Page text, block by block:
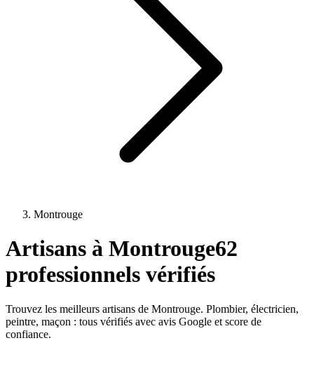
Montrouge
Artisans à Montrouge62
professionnels vérifiés
Trouvez les meilleurs artisans de Montrouge. Plombier, électricien,
peintre, maçon : tous vérifiés avec avis Google et score de
confiance.